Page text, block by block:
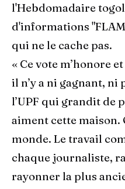
l'Hebdomadaire
d'informations
qui ne le cache pas.
« Ce vote m’honore
il n’y a ni gagnant, ni
l’UPF qui grandit de
aiment cette maison.
monde. Le travail
chaque journaliste,
rayonner la plus